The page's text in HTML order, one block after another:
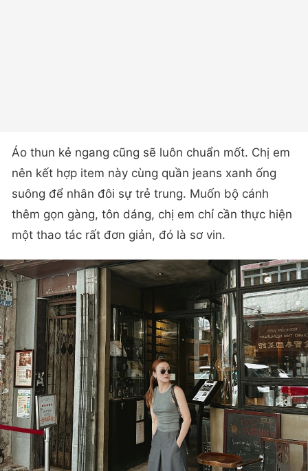
Áo thun kẻ ngang cũng sẽ luôn chuẩn mốt. Chị em
nên kết hợp item này cùng quần jeans xanh ống
suông để nhân đôi sự trẻ trung. Muốn bộ cánh
thêm gọn gàng, tôn dáng, chị em chỉ cần thực hiện
một thao tác rất đơn giản, đó là sơ vin.